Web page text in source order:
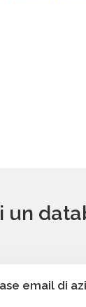
un
email di